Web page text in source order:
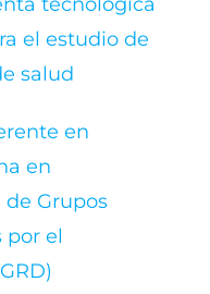
el estudio de
salud
en
en
Grupos
por el